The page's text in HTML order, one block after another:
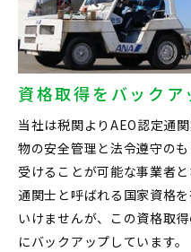
資格取得をバックア
当社は税関よりAEO認定通
物の安全管理と法令遵守の
受けることが可能な事業者
通関士と呼ばれる国家資格
いけませんが、この資格取
にバックアップしています。